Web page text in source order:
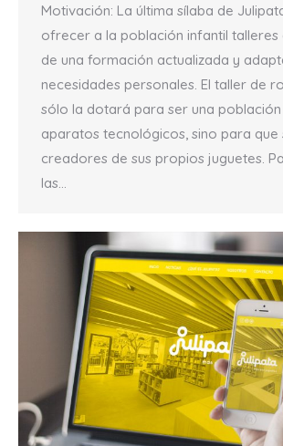
Motivación: La última sílaba de
ofrecer a la población infantil talleres
de una formación actualizada y
necesidades personales. El taller de
sólo la dotará para ser una población
aparatos tecnológicos, sino para que
creadores de sus propios juguetes.
las…